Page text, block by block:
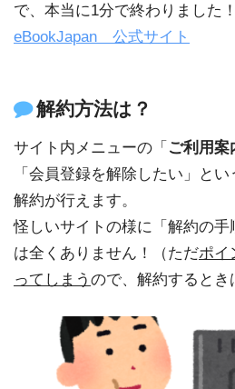
で、本当に1分で終わりました！
eBookJapan 公式サイト
解約方法は？
サイト内メニューの「 ご利用案
「会員登録を解除したい」と
解約が行えます。
怪しいサイトの様に「解約の手
は全くありません！（ただポイ
ってしまう ので、解約するとき